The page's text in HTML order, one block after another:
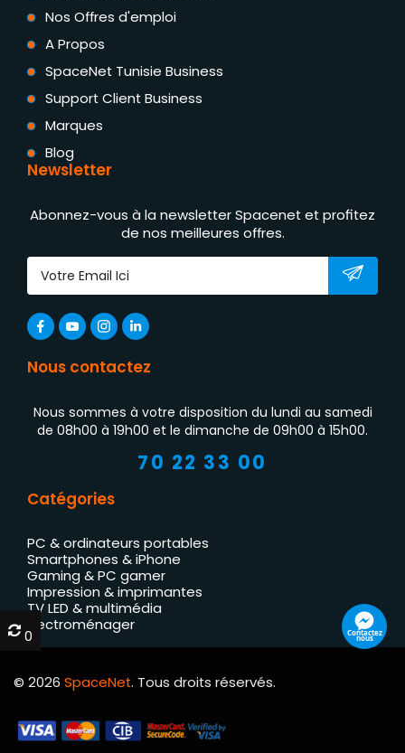
Nos Offres d'emploi
A Propos
SpaceNet Tunisie Business
Support Client Business
Marques
Blog
Newsletter
Abonnez-vous à la newsletter Spacenet et profitez
de nos meilleures offres.
Nous contactez
Nous sommes à votre disposition du lundi au samedi
de 08h00 à 19h00 et le dimanche de 09h00 à 15h00.
70 22 33 00
Catégories
PC & ordinateurs portables
Smartphones & iPhone
Gaming & PC gamer
Impression & imprimantes
TV LED & multimédia
Électroménager
© 2026 SpaceNet. Tous droits réservés.
Contactez
nous
0
0